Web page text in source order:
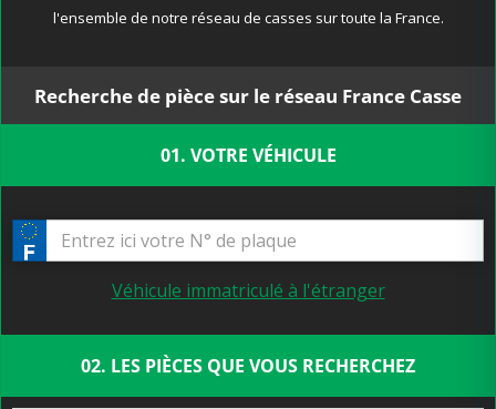
l'ensemble de notre réseau de casses sur toute la France.
Recherche de pièce sur le réseau France Casse
01. VOTRE VÉHICULE
Véhicule immatriculé à l'étranger
02. LES PIÈCES QUE VOUS RECHERCHEZ